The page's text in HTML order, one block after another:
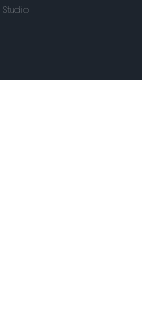
Studio